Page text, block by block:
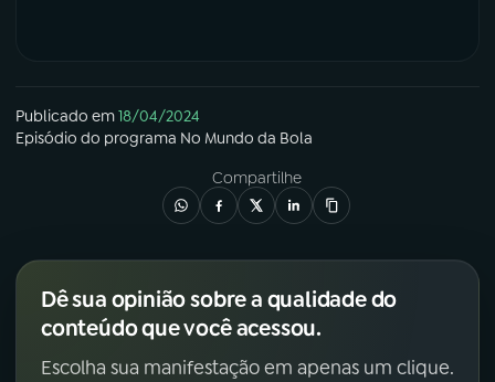
Publicado em18/04/2024
Episódio do programa No Mundo da Bola
Compartilhe
Dê sua opinião sobre a qualidade do
conteúdo que você acessou.
Escolha sua manifestação em apenas um clique.